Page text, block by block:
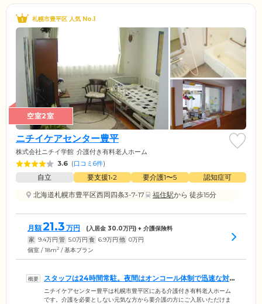
札幌市豊平区 人気 No.1
空室2室
ニチイケアセンター豊平
株式会社ニチイ学館 介護付き有料老人ホーム
3.6 (口コミ6件)
自立 要支援1•2 要介護1〜5
認知症可
北海道札幌市豊平区西岡四条3-7-17
福住駅から 徒歩15分
月額21.3 万円 (入居金 30.0万円) + 介護保険料
家 9.4万円 管 5.0万円 食 6.9万円 他 0万円
個室 / 18m2 / 基本プラン
スタッフは24時間常駐。夜間はオンコール体制で迅速な対
応が可能です
ニチイケアセンター豊平は札幌市豊平区にある介護付き有料老人ホーム
です。介護を必要としない元気な方から要介護の方にご入居いただけま